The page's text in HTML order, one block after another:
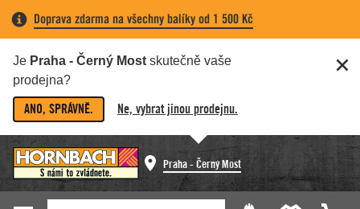
Doprava zdarma na všechny balíky od 1 500 Kč
Je Praha - Černý Most skutečně vaše
prodejna?
ANO, SPRÁVNĚ. Ne, vybrat jinou prodejnu.
Praha - Černý Most